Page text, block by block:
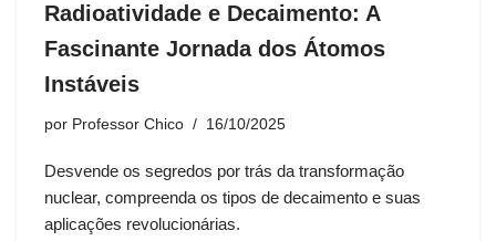
Radioatividade e Decaimento: A
Fascinante Jornada dos Átomos
Instáveis
por Professor Chico 16/10/2025
Desvende os segredos por trás da transformação
nuclear, compreenda os tipos de decaimento e suas
aplicações revolucionárias.